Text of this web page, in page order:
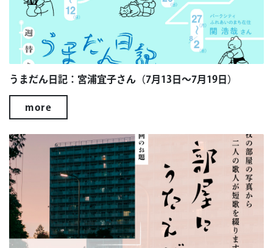
うまだん日記：宮浦宜子さん（7月13日～7月19日）
more